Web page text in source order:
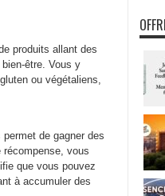
produits allant des
être. Vous y
ou végétaliens,
de gagner des
vous
que vous pouvez
à accumuler des